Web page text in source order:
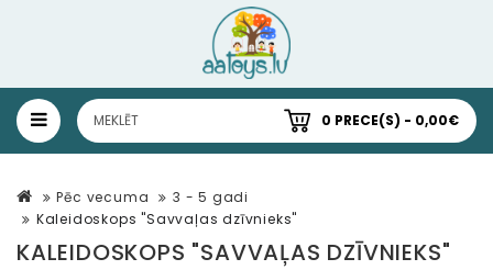
0 PRECE(S) - 0,00€
Pēc vecuma
3 - 5 gadi
Kaleidoskops "Savvaļas dzīvnieks"
KALEIDOSKOPS "SAVVAĻAS DZĪVNIEKS"